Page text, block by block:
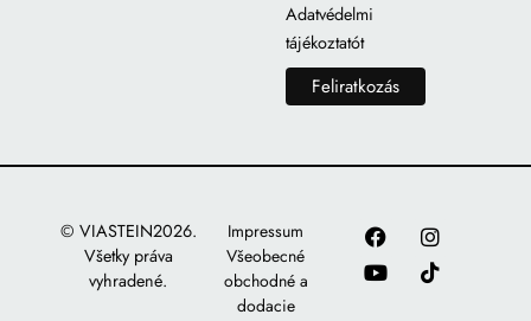
Adatvédelmi
tájékoztatót
© VIASTEIN2026.
Všetky práva
vyhradené.
Impressum
Všeobecné
obchodné a
dodacie